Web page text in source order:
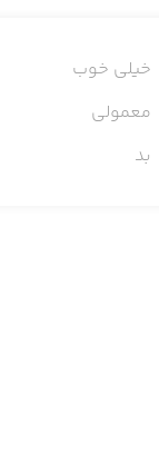
خیلی خوب
معمولی
بد